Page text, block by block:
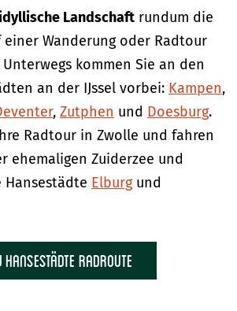
Landschaft rundum die
Wanderung oder Radtour
kommen Sie an den
an der IJssel vorbei: Kampen,
, Zutphen und Doesburg.
Radtour in Zwolle und fahren
ehemaligen Zuiderzee und
Hansestädte Elburgund
Hansestädte Radroute